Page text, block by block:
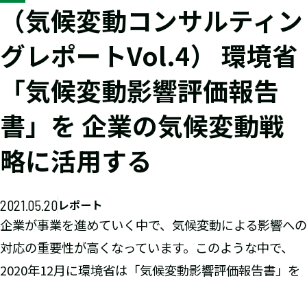
（気候変動コンサルティン
グレポートVol.4） 環境省
「気候変動影響評価報告
書」を 企業の気候変動戦
略に活用する
2021.05.20レポート
企業が事業を進めていく中で、気候変動による影響への
対応の重要性が高くなっています。このような中で、
2020年12月に環境省は「気候変動影響評価報告書」を